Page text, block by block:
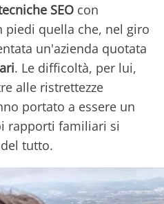
SEO con
quella che, nel giro
un'azienda quotata
. Le difficoltà, per lui,
alle ristrettezze
portato a essere un
rapporti familiari si
tutto.